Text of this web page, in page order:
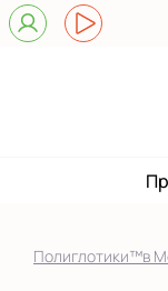
Полиглотики™в